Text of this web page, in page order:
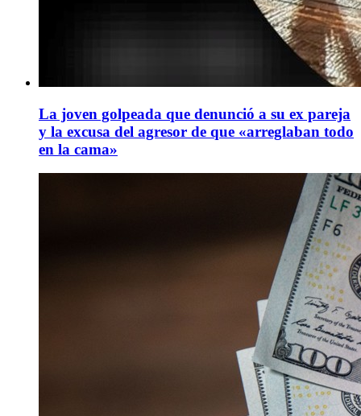
La joven golpeada que denunció a su ex pareja
y la excusa del agresor de que «arreglaban todo
en la cama»